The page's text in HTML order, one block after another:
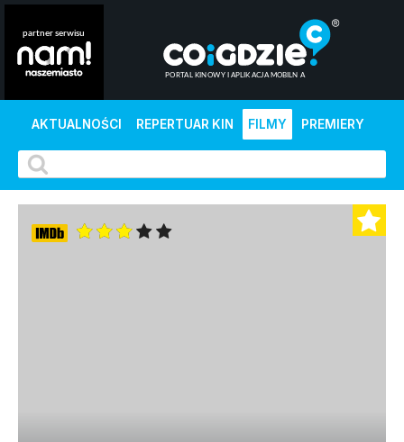
AKTUALNOŚCI REPERTUAR KIN FILMY PREMIERY